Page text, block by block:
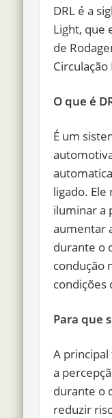
DRL é a
Light, que
de
Circulação
O que é
É um
ligado. Ele
iluminar a
aumentar
durante o
condução
condições
Para que
A
a
durante o
reduzir